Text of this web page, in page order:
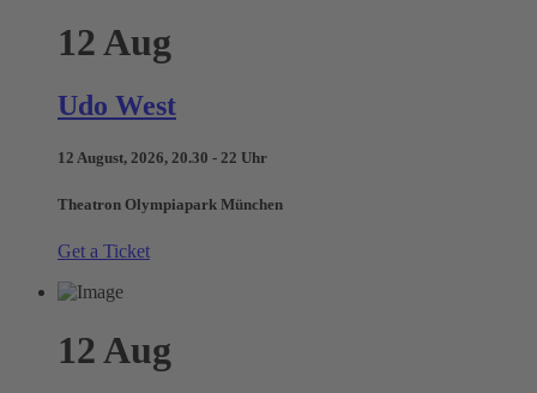
12 Aug
Udo West
12 August, 2026, 20.30 - 22 Uhr
Theatron Olympiapark München
Get a Ticket
12 Aug